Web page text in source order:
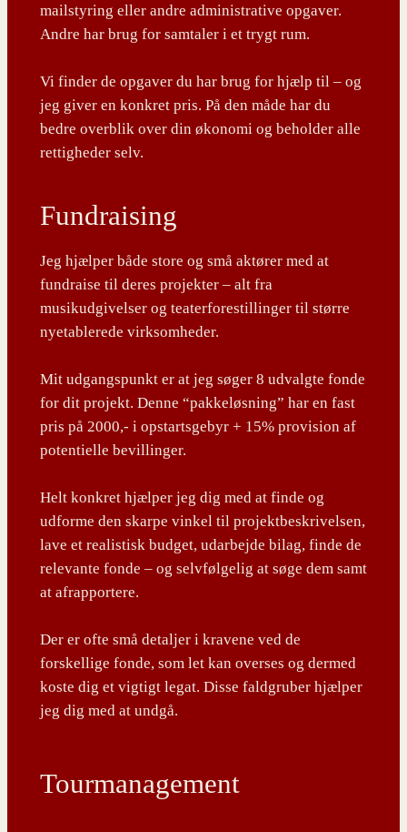
mailstyring eller andre administrative opgaver.
Andre har brug for samtaler i et trygt rum.
Vi finder de opgaver du har brug for hjælp til – og
jeg giver en konkret pris. På den måde har du
bedre overblik over din økonomi og beholder alle
rettigheder selv.
Fundraising
Jeg hjælper både store og små aktører med at
fundraise til deres projekter – alt fra
musikudgivelser og teaterforestillinger til større
nyetablerede virksomheder.
Mit udgangspunkt er at jeg søger 8 udvalgte fonde
for dit projekt. Denne “pakkeløsning” har en fast
pris på 2000,- i opstartsgebyr + 15% provision af
potentielle bevillinger.
Helt konkret hjælper jeg dig med at finde og
udforme den skarpe vinkel til projektbeskrivelsen,
lave et realistisk budget, udarbejde bilag, finde de
relevante fonde – og selvfølgelig at søge dem samt
at afrapportere.
Der er ofte små detaljer i kravene ved de
forskellige fonde, som let kan overses og dermed
koste dig et vigtigt legat. Disse faldgruber hjælper
jeg dig med at undgå.
Tourmanagement